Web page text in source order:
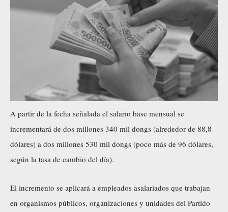
A partir de la fecha señalada el salario base mensual se
incrementará de dos millones 340 mil dongs (alrededor de 88,8
dólares) a dos millones 530 mil dongs (poco más de 96 dólares,
según la tasa de cambio del día).
El incremento se aplicará a empleados asalariados que trabajan
en organismos públicos, organizaciones y unidades del Partido